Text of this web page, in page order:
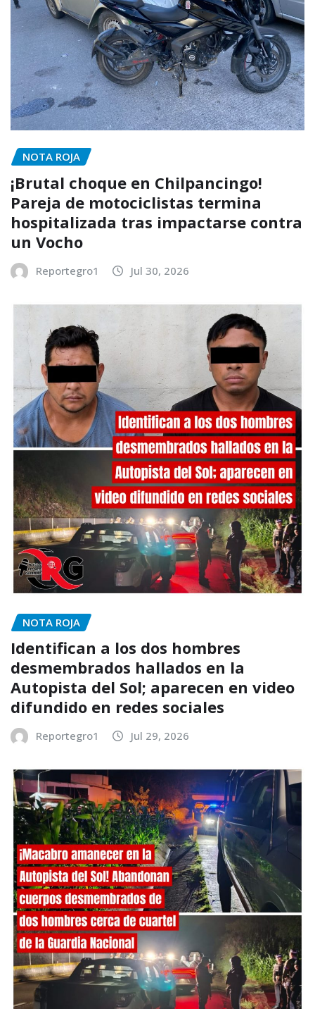
NOTA ROJA
¡Brutal choque en Chilpancingo!
Pareja de motociclistas termina
hospitalizada tras impactarse contra
un Vocho
Reportegro1 Jul 30, 2026
NOTA ROJA
Identifican a los dos hombres
desmembrados hallados en la
Autopista del Sol; aparecen en video
difundido en redes sociales
Reportegro1 Jul 29, 2026